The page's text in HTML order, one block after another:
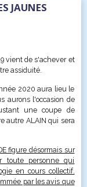
JAUNES
vient de s'achever et
assiduité.
2020 aura lieu le
aurons l'occasion de
une coupe de
autre ALAIN qui sera
figure désormais sur
toute personne qui
en cours collectif.
par les avis que